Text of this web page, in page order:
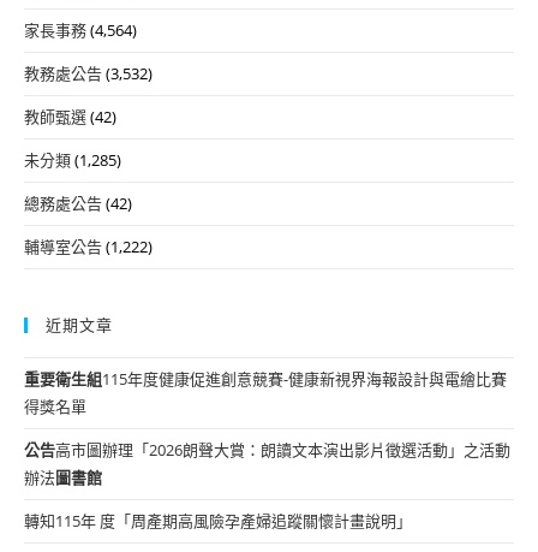
家長事務(4,564)
教務處公告(3,532)
教師甄選(42)
未分類(1,285)
總務處公告(42)
輔導室公告(1,222)
近期文章
重要衛生組115年度健康促進創意競賽-健康新視界海報設計與電繪比賽
得獎名單
公告高市圖辦理「2026朗聲大賞：朗讀文本演出影片徵選活動」之活動
辦法圖書館
轉知115年 度「周產期高風險孕產婦追蹤關懷計畫說明」